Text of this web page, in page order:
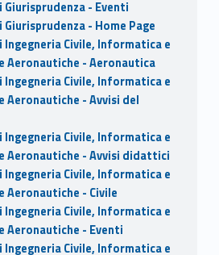
- Eventi
- Home Page
Civile, Informatica e
Aeronautiche - Aeronautica
Civile, Informatica e
Aeronautiche - Avvisi del
Civile, Informatica e
Aeronautiche - Avvisi didattici
Civile, Informatica e
Aeronautiche - Civile
Civile, Informatica e
Aeronautiche - Eventi
Civile, Informatica e